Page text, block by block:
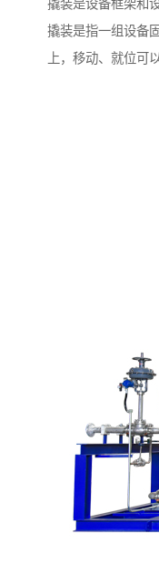
撬装是设备框架和
撬装是指一组设备
上，移动、就位可